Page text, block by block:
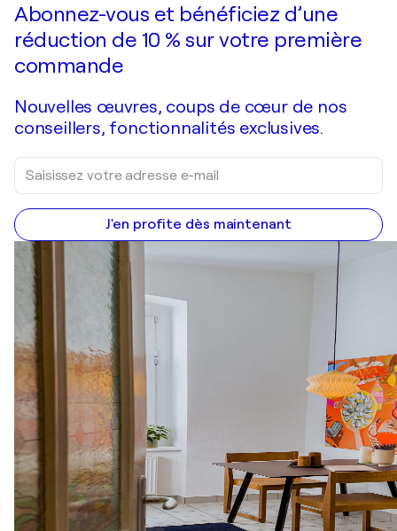
Abonnez-vous et bénéficiez d’une
réduction de 10 % sur votre première
commande
Nouvelles œuvres, coups de cœur de nos
conseillers, fonctionnalités exclusives.
J'en profite dès maintenant